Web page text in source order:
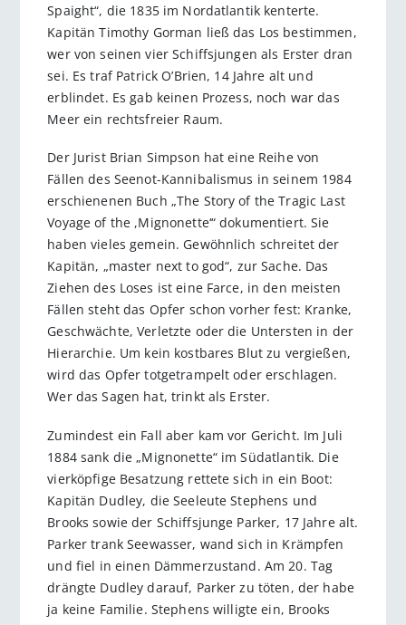
Spaight“, die 1835 im Nordatlantik kenterte.
Kapitän Timothy Gorman ließ das Los bestimmen,
wer von seinen vier Schiffsjungen als Erster dran
sei. Es traf Patrick O’Brien, 14 Jahre alt und
erblindet. Es gab keinen Prozess, noch war das
Meer ein rechtsfreier Raum.
Der Jurist Brian Simpson hat eine Reihe von
Fällen des Seenot-Kannibalismus in seinem 1984
erschienenen Buch „The Story of the Tragic Last
Voyage of the ,Mignonette‘“ dokumentiert. Sie
haben vieles gemein. Gewöhnlich schreitet der
Kapitän, „master next to god“, zur Sache. Das
Ziehen des Loses ist eine Farce, in den meisten
Fällen steht das Opfer schon vorher fest: Kranke,
Geschwächte, Verletzte oder die Untersten in der
Hierarchie. Um kein kostbares Blut zu vergießen,
wird das Opfer totgetrampelt oder erschlagen.
Wer das Sagen hat, trinkt als Erster.
Zumindest ein Fall aber kam vor Gericht. Im Juli
1884 sank die „Mignonette“ im Südatlantik. Die
vierköpfige Besatzung rettete sich in ein Boot:
Kapitän Dudley, die Seeleute Stephens und
Brooks sowie der Schiffsjunge Parker, 17 Jahre alt.
Parker trank Seewasser, wand sich in Krämpfen
und fiel in einen Dämmerzustand. Am 20. Tag
drängte Dudley darauf, Parker zu töten, der habe
ja keine Familie. Stephens willigte ein, Brooks